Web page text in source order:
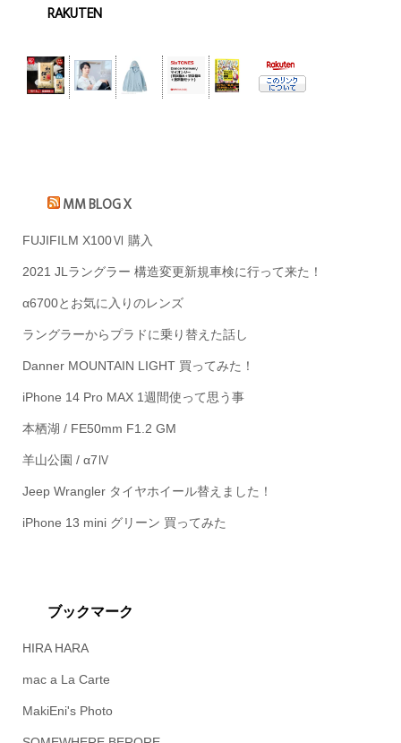
RAKUTEN
MM BLOG X
FUJIFILM X100Ⅵ 購入
2021 JLラングラー 構造変更新規車検に行って来た！
α6700とお気に入りのレンズ
ラングラーからプラドに乗り替えた話し
Danner MOUNTAIN LIGHT 買ってみた！
iPhone 14 Pro MAX 1週間使って思う事
本栖湖 / FE50mm F1.2 GM
羊山公園 / α7Ⅳ
Jeep Wrangler タイヤホイール替えました！
iPhone 13 mini グリーン 買ってみた
ブックマーク
HIRA HARA
mac a La Carte
MakiEni's Photo